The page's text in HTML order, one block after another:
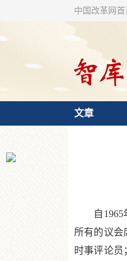
中国改革网首
文章
自1965年
所有的议会
时事评论